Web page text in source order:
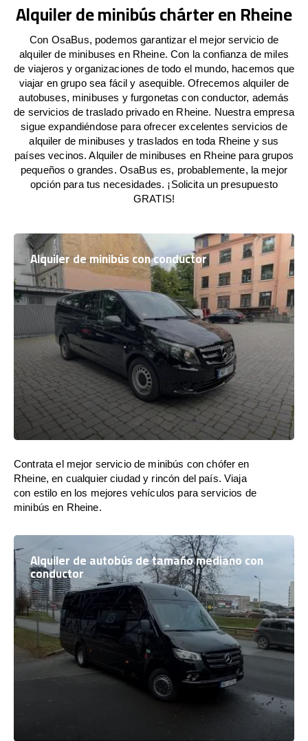
Alquiler de minibús chárter en Rheine
Con OsaBus, podemos garantizar el mejor servicio de
alquiler de minibuses en Rheine. Con la confianza de miles
de viajeros y organizaciones de todo el mundo, hacemos que
viajar en grupo sea fácil y asequible. Ofrecemos alquiler de
autobuses, minibuses y furgonetas con conductor, además
de servicios de traslado privado en Rheine. Nuestra empresa
sigue expandiéndose para ofrecer excelentes servicios de
alquiler de minibuses y traslados en toda Rheine y sus
países vecinos. Alquiler de minibuses en Rheine para grupos
pequeños o grandes. OsaBus es, probablemente, la mejor
opción para tus necesidades. ¡Solicita un presupuesto
GRATIS!
Alquiler de minibús con conductor
Contrata el mejor servicio de minibús con chófer en
Rheine, en cualquier ciudad y rincón del país. Viaja
con estilo en los mejores vehículos para servicios de
minibús en Rheine.
Alquiler de autobús de tamaño mediano con
conductor